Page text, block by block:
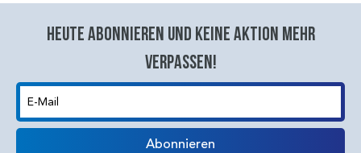
Heute abonnieren und keine aktion mehr
verpassen!
E-Mail
Abonnieren